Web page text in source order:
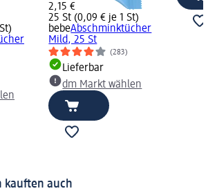
2,15 €
25 St (0,09 € je 1 St)
bebeAbschminktücher
Mild, 25 St
(283)
Lieferbar
dm Markt wählen
kauften auch